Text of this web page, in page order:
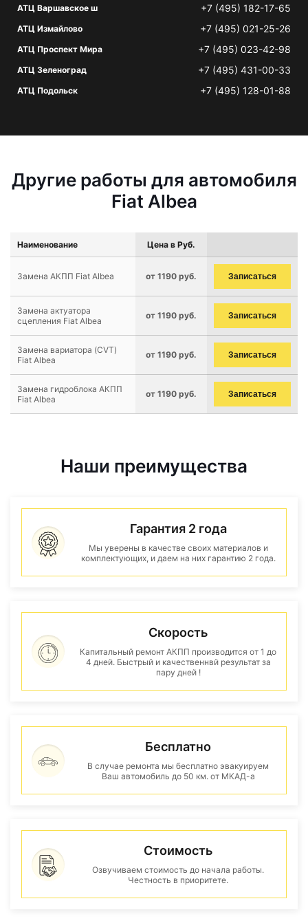
АТЦ Варшавское ш +7 (495) 182-17-65
АТЦ Измайлово +7 (495) 021-25-26
АТЦ Проспект Мира +7 (495) 023-42-98
АТЦ Зеленоград +7 (495) 431-00-33
АТЦ Подольск +7 (495) 128-01-88
Другие работы для автомобиля
Fiat Albea
Наименование Цена в Руб.
Замена АКПП Fiat Albea от 1190 руб. Записаться
Замена актуатора
сцепления Fiat Albea
от 1190 руб. Записаться
Замена вариатора (CVT)
Fiat Albea
от 1190 руб. Записаться
Замена гидроблока АКПП
Fiat Albea
от 1190 руб. Записаться
Наши преимущества
Гарантия 2 года
Мы уверены в качестве своих материалов и
комплектующих, и даем на них гарантию 2 года.
Скорость
Капитальный ремонт АКПП производится от 1 до
4 дней. Быстрый и качественнвй результат за
пару дней !
Бесплатно
В случае ремонта мы бесплатно эвакуируем
Ваш автомобиль до 50 км. от МКАД-а
Стоимость
Озвучиваем стоимость до начала работы.
Честность в приоритете.